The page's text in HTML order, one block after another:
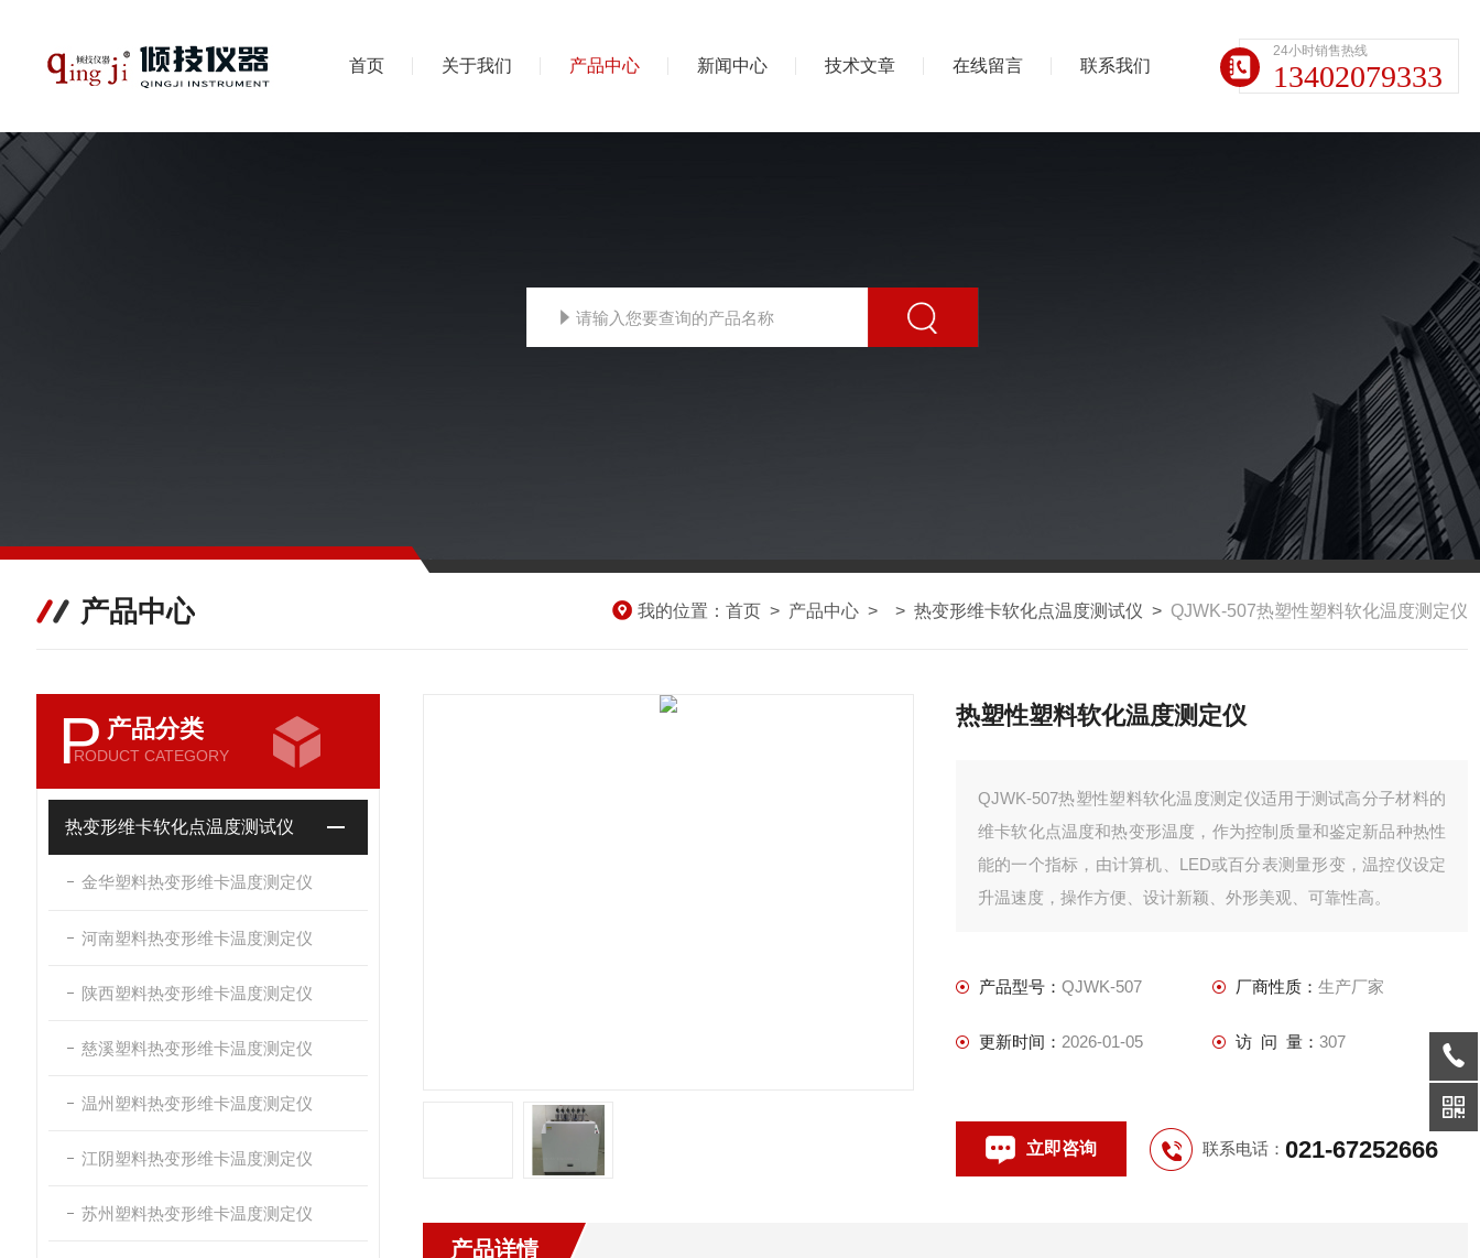
首页 关于我们 产品中心 新闻中心 技术文章 在线留言 联系我们
24小时销售热线
13402079333
产品中心 我的位置： 首页 > 产品中心 > > 热变形维卡软化点温度测试仪 > QJWK-507热塑性塑料软化温度测定仪
P 产品分类
RODUCT CATEGORY
热变形维卡软化点温度测试仪
金华塑料热变形维卡温度测定仪
河南塑料热变形维卡温度测定仪
陕西塑料热变形维卡温度测定仪
慈溪塑料热变形维卡温度测定仪
温州塑料热变形维卡温度测定仪
江阴塑料热变形维卡温度测定仪
苏州塑料热变形维卡温度测定仪
热塑性塑料软化温度测定仪
QJWK-507热塑性塑料软化温度测定仪适用于测试高分子材料的
维卡软化点温度和热变形温度，作为控制质量和鉴定新品种热性
能的一个指标，由计算机、LED或百分表测量形变，温控仪设定
升温速度，操作方便、设计新颖、外形美观、可靠性高。
产品型号： QJWK-507 厂商性质： 生产厂家
更新时间： 2026-01-05 访 问 量： 307
立即咨询 联系电话： 021-67252666
产品详情